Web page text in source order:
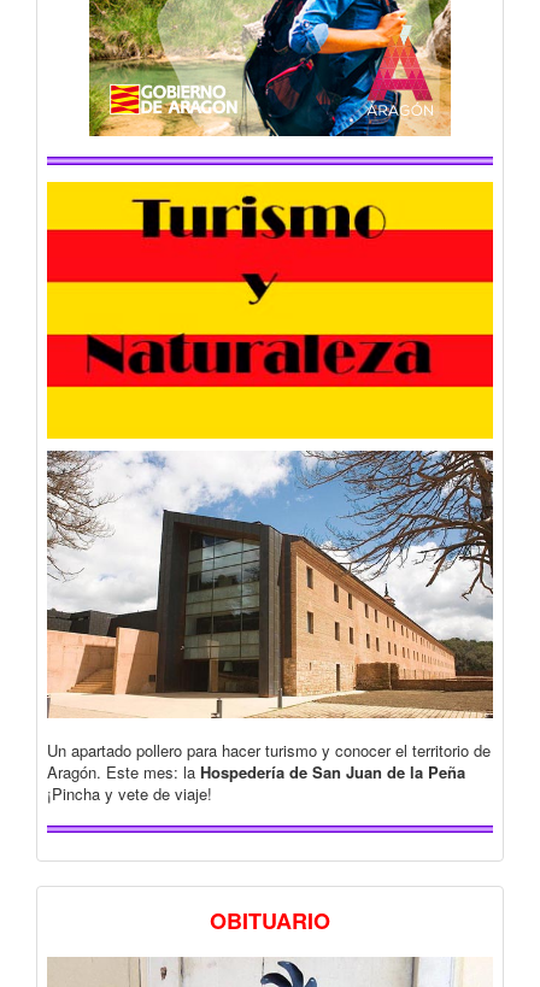
Un apartado pollero para hacer turismo y conocer el territorio de
Aragón. Este mes: la Hospedería de San Juan de la Peña
¡Pincha y vete de viaje!
OBITUARIO